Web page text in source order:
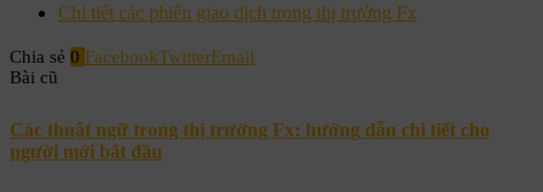
Chi tiết các phiên giao dịch trong thị trường Fx
Chia sẻ 0 FacebookTwitterEmail
Bài cũ
Các thuật ngữ trong thị trường Fx: hướng dẫn chi tiết cho
người mới bắt đầu